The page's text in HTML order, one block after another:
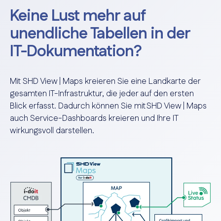
Keine Lust mehr auf
unendliche Tabellen in der
IT-Dokumentation?
Mit SHD View | Maps kreieren Sie eine Landkarte der
gesamten IT-Infrastruktur, die jeder auf den ersten
Blick erfasst. Dadurch können Sie mit SHD View | Maps
auch Service-Dashboards kreieren und Ihre IT
wirkungsvoll darstellen.